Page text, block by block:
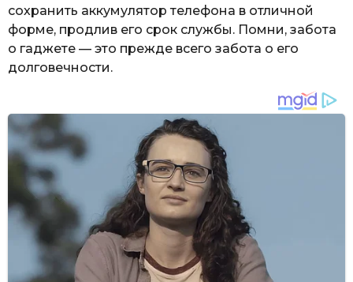
сохранить аккумулятор телефона в отличной
форме, продлив его срок службы. Помни, забота
о гаджете — это прежде всего забота о его
долговечности.